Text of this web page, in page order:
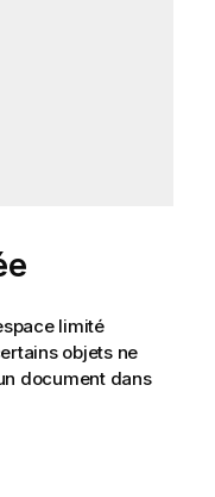
limité
objets ne
document dans